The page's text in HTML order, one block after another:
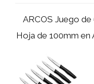
ARCOS Juego
Hoja de 100mm en